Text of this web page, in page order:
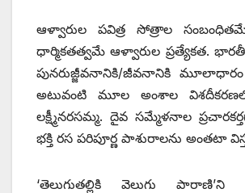
ఆళ్వారుల పవిత్ర సోత్రాల సంబంధితమే
ధార్మికతత్వమే ఆళ్వారుల ప్రత్యేకత.
పునరుజ్జీవనానికి/జీవనానికి మూలాధారం
అటువంటి మూల అంశాల
లక్ష్మీనరసమ్మ. దైవ సమ్మేళనాల
భక్తి రస పరిపూర్ణ పాశురాలను అంతటా
‘తెలుగుతల్లికి వెలుగు